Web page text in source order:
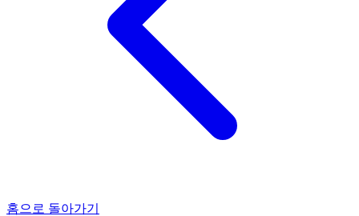
홈으로 돌아가기